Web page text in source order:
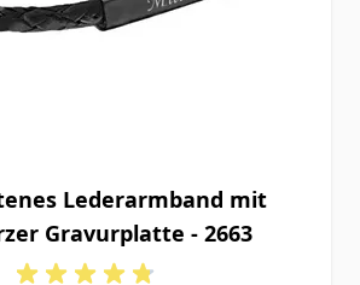
Lederarmband mit
Gravurplatte - 2663